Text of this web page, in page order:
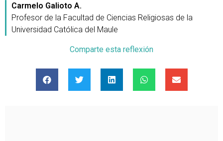
Carmelo Galioto A.
Profesor de la Facultad de Ciencias Religiosas de la
Universidad Católica del Maule
Comparte esta reflexión